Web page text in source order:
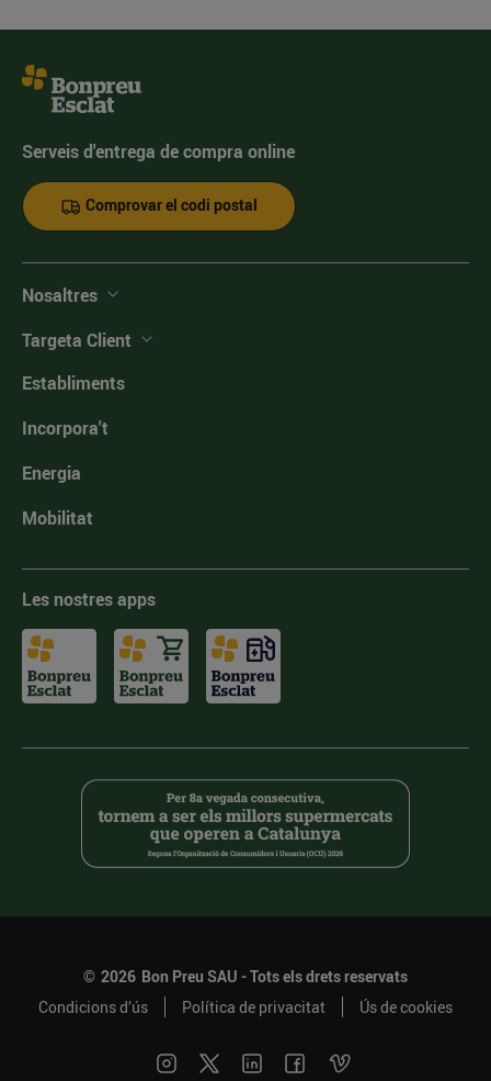
Serveis d'entrega de compra online
Comprovar el codi postal
Nosaltres
Targeta Client
Establiments
Incorpora't
Energia
Mobilitat
Les nostres apps
© 2026 Bon Preu SAU - Tots els drets reservats
Condicions d’ús
Política de privacitat Ús de cookies